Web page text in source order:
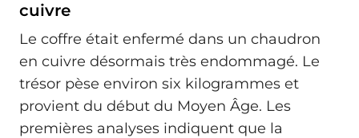
cuivre
Le coffre était enfermé dans un chaudron
en cuivre désormais très endommagé. Le
trésor pèse environ six kilogrammes et
provient du début du Moyen Âge. Les
premières analyses indiquent que la